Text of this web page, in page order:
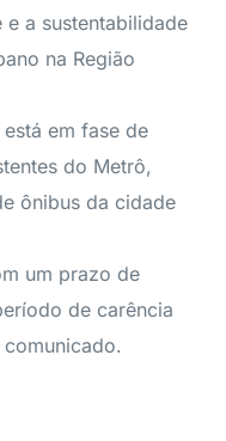
a sustentabilidade
na Região
em fase de
do Metrô,
ônibus da cidade
um prazo de
de carência